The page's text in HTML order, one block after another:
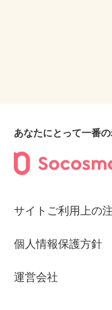
あなたにとって一番
サイトご利用上の
個人情報保護方針
運営会社